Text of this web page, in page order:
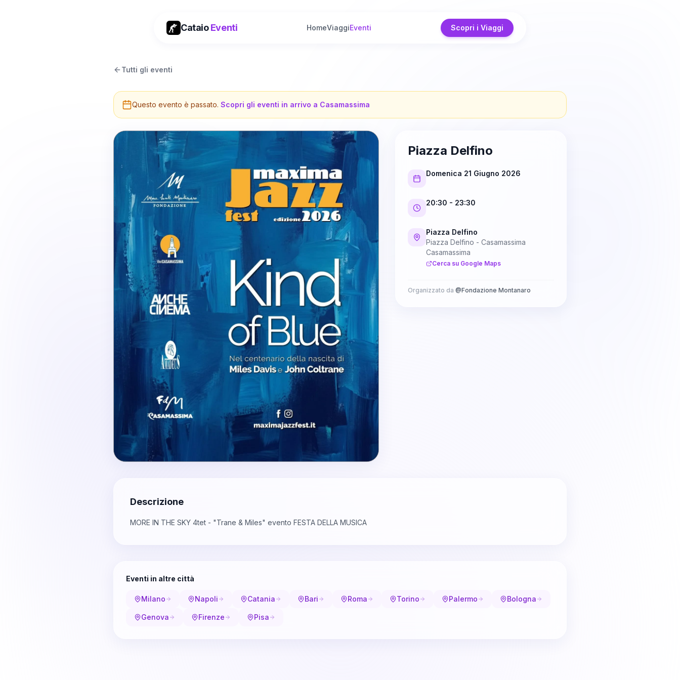
CataioEventi HomeViaggiEventi Scopri i Viaggi
Tutti gli eventi
Questo evento è passato. Scopri gli eventi in arrivo a Casamassima
Piazza Delfino
Domenica 21 Giugno 2026
20:30 - 23:30
Piazza Delfino
Piazza Delfino - Casamassima
Casamassima
Cerca su Google Maps
Organizzato da @Fondazione Montanaro
Descrizione
MORE IN THE SKY 4tet - "Trane & Miles" evento FESTA DELLA MUSICA
Eventi in altre città
Milano Napoli Catania Bari Roma Torino Palermo Bologna
Genova Firenze Pisa